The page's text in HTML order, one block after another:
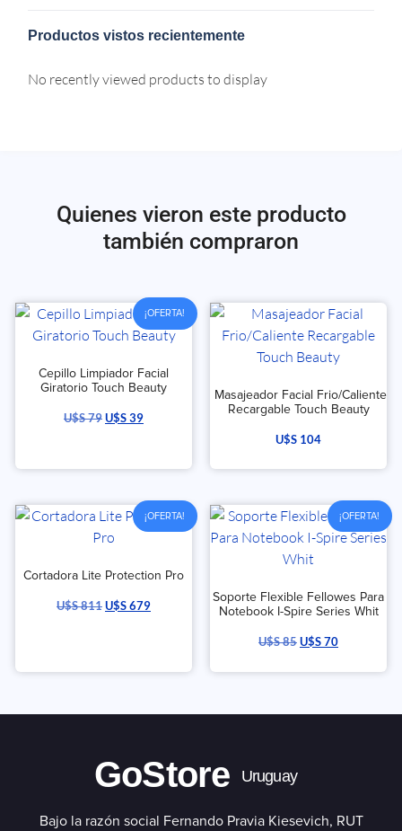
Productos vistos recientemente
No recently viewed products to display
Quienes vieron este producto
también compraron
¡OFERTA!
Cepillo Limpiador Facial
Giratorio Touch Beauty
U$S79U$S39
Masajeador Facial Frio/Caliente
Recargable Touch Beauty
U$S 104
¡OFERTA!
Cortadora Lite Protection Pro
U$S811U$S679
¡OFERTA!
Soporte Flexible Fellowes Para
Notebook I-Spire Series Whit
U$S85U$S70
GoStore Uruguay
Bajo la razón social Fernando Pravia Kiesevich, RUT